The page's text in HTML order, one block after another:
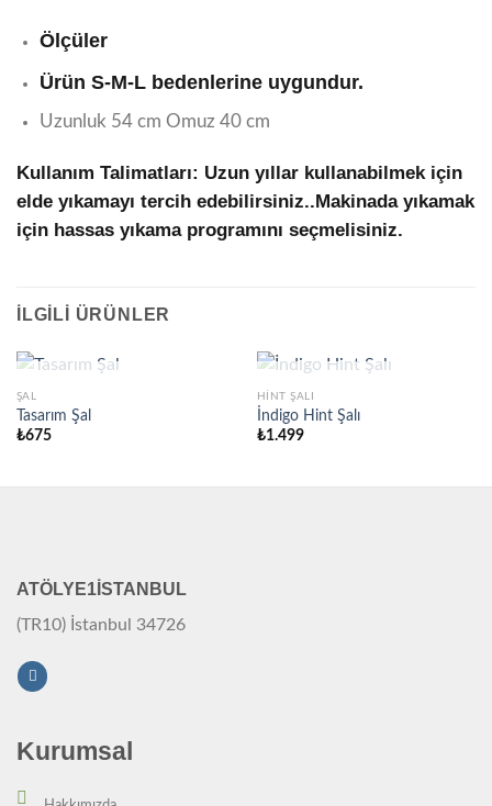
Ölçüler
Ürün S-M-L bedenlerine uygundur.
Uzunluk 54 cm Omuz 40 cm
Kullanım Talimatları: Uzun yıllar kullanabilmek için
elde yıkamayı tercih edebilirsiniz..Makinada yıkamak
için hassas yıkama programını seçmelisiniz.
İLGILI ÜRÜNLER
ŞAL
Tasarım Şal
₺675
STOKTA YOK
HINT ŞALI
İndigo Hint Şalı
₺1.499
ATÖLYE1İSTANBUL
(TR10) İstanbul 34726
Kurumsal